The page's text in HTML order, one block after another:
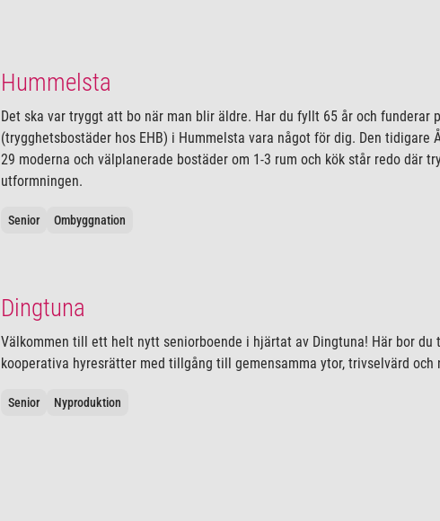
Hummelsta
Det ska var tryggt att bo när man blir äldre. Har du fyllt 65 år och funderar
(trygghetsbostäder hos EHB) i Hummelsta vara något för dig. Den tidigare
29 moderna och välplanerade bostäder om 1-3 rum och kök står redo där
utformningen.
Senior Ombyggnation
Dingtuna
Välkommen till ett helt nytt seniorboende i hjärtat av Dingtuna! Här bor du
kooperativa hyresrätter med tillgång till gemensamma ytor, trivselvärd
Senior Nyproduktion